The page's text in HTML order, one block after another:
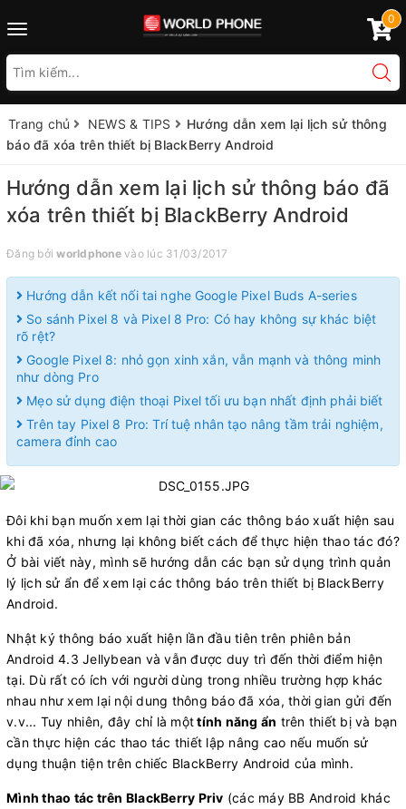
Toggle
0
Trang chủ NEWS & TIPS
Hướng dẫn xem lại lịch sử thông
báo đã xóa trên thiết bị BlackBerry Android
Hướng dẫn xem lại lịch sử thông báo đã
xóa trên thiết bị BlackBerry Android
Đăng bởiworldphonevào lúc 31/03/2017
Hướng dẫn kết nối tai nghe Google Pixel Buds A-series
So sánh Pixel 8 và Pixel 8 Pro: Có hay không sự khác biệt
rõ rệt?
Google Pixel 8: nhỏ gọn xinh xắn, vẫn mạnh và thông minh
như dòng Pro
Mẹo sử dụng điện thoại Pixel tối ưu bạn nhất định phải biết
Trên tay Pixel 8 Pro: Trí tuệ nhân tạo nâng tầm trải nghiệm,
camera đỉnh cao
Đôi khi bạn muốn xem lại thời gian các thông báo xuất hiện sau
khi đã xóa, nhưng lại không biết cách để thực hiện thao tác đó?
Ở bài viết này, mình sẽ hướng dẫn các bạn sử dụng trình quản
lý lịch sử ẩn để xem lại các thông báo trên thiết bị BlackBerry
Android.
Nhật ký thông báo xuất hiện lần đầu tiên trên phiên bản
Android 4.3 Jellybean và vẫn được duy trì đến thời điểm hiện
tại. Dù rất có ích với người dùng trong nhiều trường hợp khác
nhau như xem lại nội dung thông báo đã xóa, thời gian gửi đến
v.v... Tuy nhiên, đây chỉ là mộttính năng ẩn trên thiết bị và bạn
cần thực hiện các thao tác thiết lập nâng cao nếu muốn sử
dụng thuận tiện trên chiếc BlackBerry Android của mình.
Mình thao tác trên BlackBerry Priv (các máy BB Android khác